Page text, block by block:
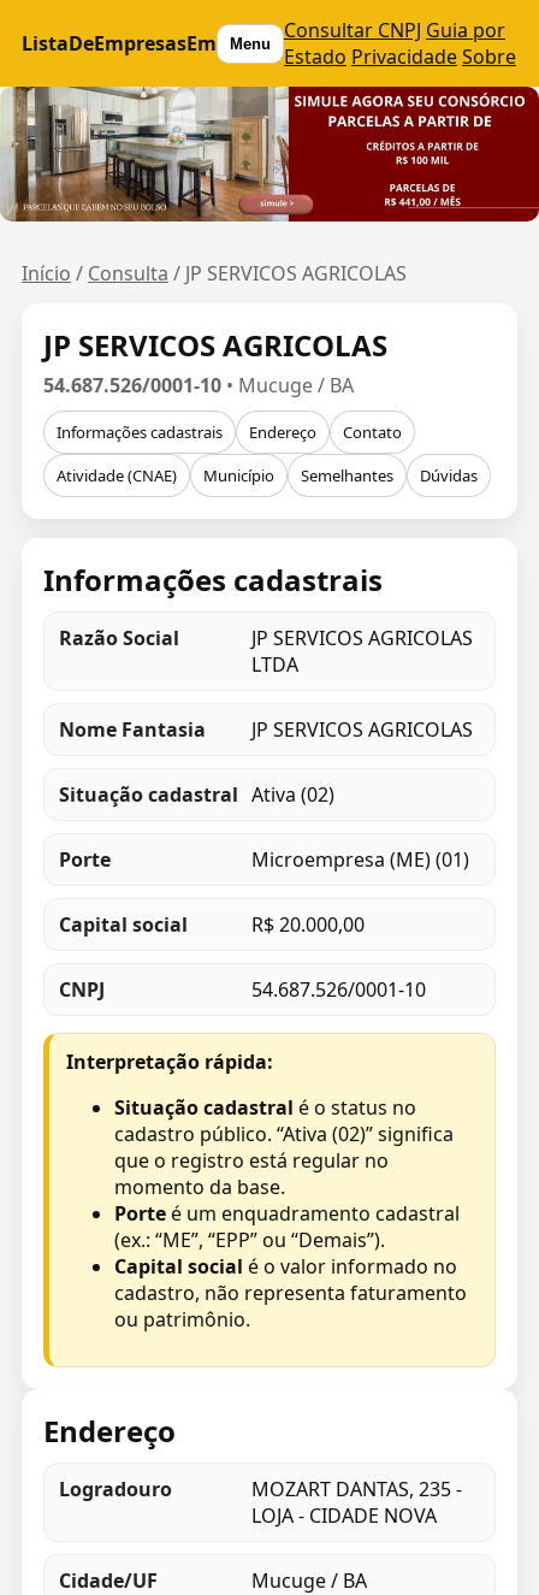
ListaDeEmpresasEm Menu Consultar CNPJ Guia por
Estado PrivacidadeSobre
Início / Consulta / JP SERVICOS AGRICOLAS
JP SERVICOS AGRICOLAS
54.687.526/0001-10• Mucuge / BA
Informações cadastrais Endereço
Contato
Atividade (CNAE)
Município Semelhantes Dúvidas
Informações cadastrais
Razão Social
JP SERVICOS AGRICOLAS
LTDA
Nome Fantasia JP SERVICOS AGRICOLAS
Situação cadastral Ativa (02)
Porte Microempresa (ME) (01)
Capital social R$ 20.000,00
CNPJ 54.687.526/0001-10
Interpretação rápida:
Situação cadastral é o status no
cadastro público. “Ativa (02)” significa
que o registro está regular no
momento da base.
Porteé um enquadramento cadastral
(ex.: “ME”, “EPP” ou “Demais”).
Capital social é o valor informado no
cadastro, não representa faturamento
ou patrimônio.
Endereço
Logradouro
MOZART DANTAS, 235 -
LOJA - CIDADE NOVA
Cidade/UF Mucuge / BA